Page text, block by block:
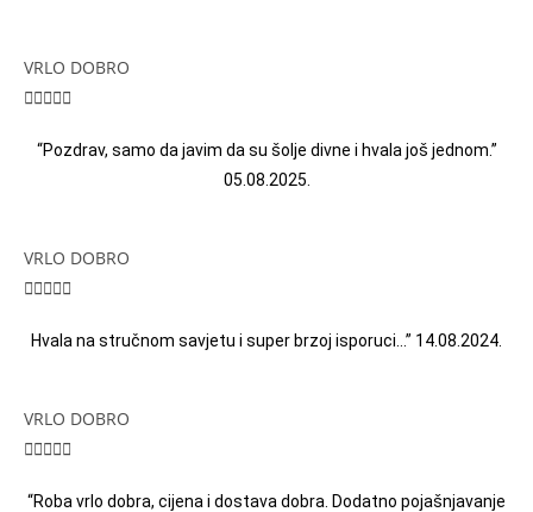
VRLO DOBRO

“Pozdrav, samo da javim da su šolje divne i hvala još jednom.”
05.08.2025.
VRLO DOBRO

Hvala na stručnom savjetu i super brzoj isporuci…” 14.08.2024.
VRLO DOBRO

“Roba vrlo dobra, cijena i dostava dobra. Dodatno pojašnjavanje